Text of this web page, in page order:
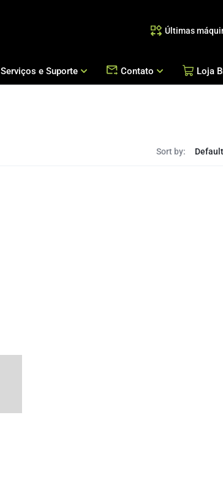
Serviços e Suporte
Trabalhe Conosco
Contato Loja
Últimas
Sort by: